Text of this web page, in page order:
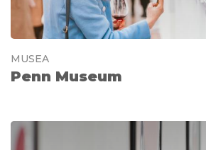
MUSEA
Penn Museum